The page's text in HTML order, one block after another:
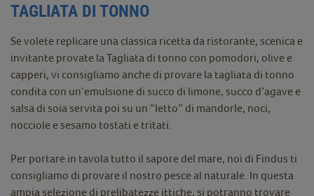
TAGLIATA DI TONNO
Se volete replicare una classica ricetta da ristorante, scenica e
invitante provate la Tagliata di tonno con pomodori, olive e
capperi, vi consigliamo anche di provare la tagliata di tonno
condita con un’emulsione di succo di limone, succo d’agave e
salsa di soia servita poi su un “letto” di mandorle, noci,
nocciole e sesamo tostati e tritati.
Per portare in tavola tutto il sapore del mare, noi di Findus ti
consigliamo di provare il nostro pesce al naturale. In questa
ampia selezione di prelibatezze ittiche, si potranno trovare